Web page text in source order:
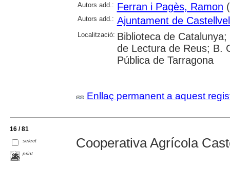
Autors add.: Ferran i Pagès, Ramon
Autors add.: Ajuntament de
Localització: Biblioteca de
de Lectura de Reus; B.
Pública de Tarragona
Enllaç permanent a aquest
16 / 81
select
print
Cooperativa Agrícola